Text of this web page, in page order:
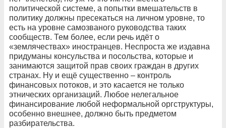
политической системе, а попытки вмешательств в
политику должны пресекаться на личном уровне, то
есть на уровне самозваного руководства таких
сообществ. Тем более, если речь идёт о
«землячествах» иностранцев. Неспроста же издавна
придуманы консульства и посольства, которые и
занимаются защитой прав своих граждан в других
странах. Ну и ещё существенно – контроль
финансовых потоков, и это касается не только
этнических организаций. Любое нелегальное
финансирование любой неформальной оргструктуры,
особенно внешнее, должно быть предметом
разбирательства.